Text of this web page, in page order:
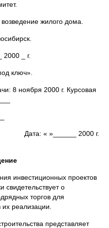
жилого дома.
_ г.
ключ».
8 ноября 2000 г. Курсовая
Дата: « »______ 2000 г.
инвестиционных проектов
свидетельствует о
торгов для
их реализации.
представляет